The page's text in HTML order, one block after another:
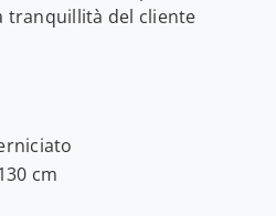
tranquillità del cliente
cm